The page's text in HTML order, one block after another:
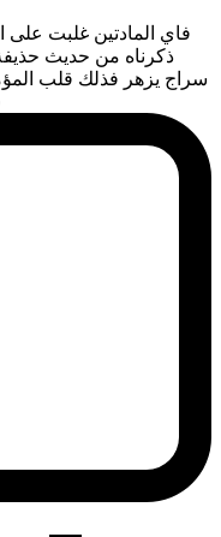
فاي المادتين غلبت
ذكرناه من حديث
سراج يزهر فذلك قلب